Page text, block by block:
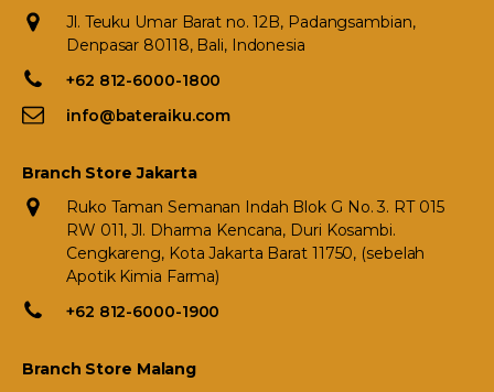
Jl. Teuku Umar Barat no. 12B, Padangsambian,
Denpasar 80118, Bali, Indonesia
+62 812-6000-1800
info@bateraiku.com
Branch Store Jakarta
Ruko Taman Semanan Indah Blok G No. 3. RT 015
RW 011, Jl. Dharma Kencana, Duri Kosambi.
Cengkareng, Kota Jakarta Barat 11750, (sebelah
Apotik Kimia Farma)
+62 812-6000-1900
Branch Store Malang